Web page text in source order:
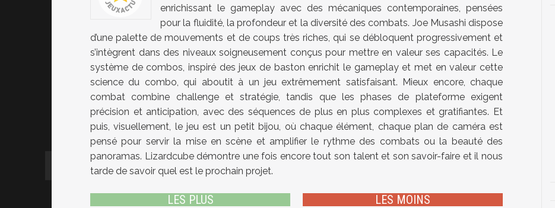
enrichissant le gameplay avec des mécaniques contemporaines, pensées
pour la fluidité, la profondeur et la diversité des combats. Joe Musashi dispose
d’une palette de mouvements et de coups très riches, qui se débloquent progressivement et
s’intègrent dans des niveaux soigneusement conçus pour mettre en valeur ses capacités. Le
système de combos, inspiré des jeux de baston enrichit le gameplay et met en valeur cette
science du combo, qui aboutit à un jeu extrêmement satisfaisant. Mieux encore, chaque
combat combine challenge et stratégie, tandis que les phases de plateforme exigent
précision et anticipation, avec des séquences de plus en plus complexes et gratifiantes. Et
puis, visuellement, le jeu est un petit bijou, où chaque élément, chaque plan de caméra est
pensé pour servir la mise en scène et amplifier le rythme des combats ou la beauté des
panoramas. Lizardcube démontre une fois encore tout son talent et son savoir-faire et il nous
tarde de savoir quel est le prochain projet.
LES PLUS LES MOINS